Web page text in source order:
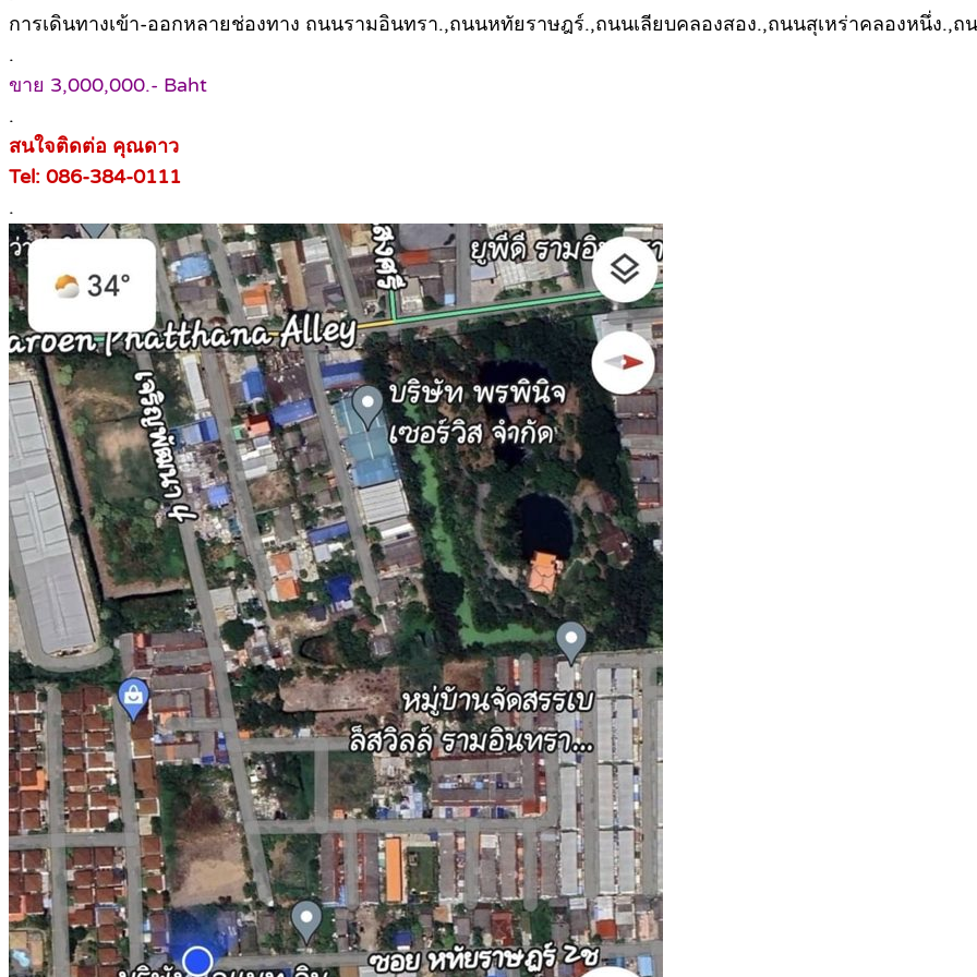
การเดินทางเข้า-ออกหลายช่องทาง ถนนรามอินทรา.,ถนนหทัยราษฎร์.,ถนนเลียบคลองสอง.,ถนนสุเหร่าคลองหนึ่ง.,ถ
.
ขาย 3,000,000.- Baht
.
สนใจติดต่อ คุณดาว
Tel: 086-384-0111
.